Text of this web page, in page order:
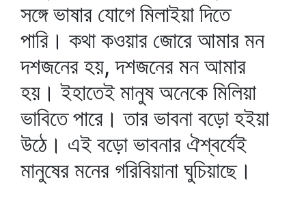
সঙ্গে ভাষার যোগে মিলাইয়া দিতে
পারি। কথা কওয়ার জোরে আমার মন
দশজনের হয়, দশজনের মন আমার
হয়। ইহাতেই মানুষ অনেকে মিলিয়া
ভাবিতে পারে। তার ভাবনা বড়ো হইয়া
উঠে। এই বড়ো ভাবনার ঐশ্বর্যেই
মানুষের মনের গরিবিয়ানা ঘুচিয়াছে।